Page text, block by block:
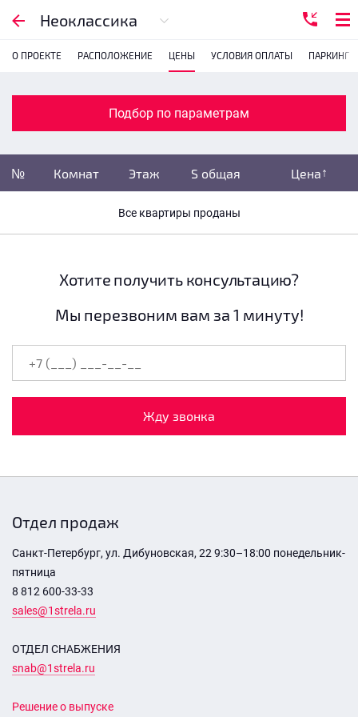
Неоклассика
О ПРОЕКТЕ РАСПОЛОЖЕНИЕ ЦЕНЫ УСЛОВИЯ ОПЛАТЫ ПАРКИНГ
Подбор по параметрам
№ Комнат Этаж S общая Цена
Все квартиры проданы
Подбор по параметрам
1
Убрать переуступки
S общая не указана
все этажи
Хотите получить консультацию?
Мы перезвоним вам за 1 минуту!
Жду звонка
Отдел продаж
Санкт-Петербург, ул. Дибуновская, 22 9:30–18:00 понедельник-
пятница
8 812 600-33-33
sales@1strela.ru
ОТДЕЛ СНАБЖЕНИЯ
snab@1strela.ru
Решение о выпуске